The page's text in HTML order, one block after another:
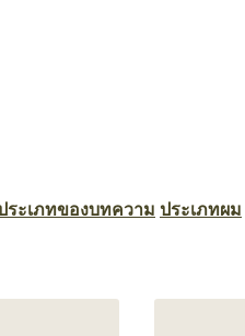
ระเภทของบทความ ประเภทผม